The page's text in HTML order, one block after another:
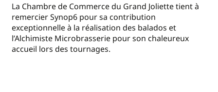
La Chambre de Commerce du Grand Joliette tient à
remercier Synop6 pour sa contribution
exceptionnelle à la réalisation des balados et
l’Alchimiste Microbrasserie pour son chaleureux
accueil lors des tournages.